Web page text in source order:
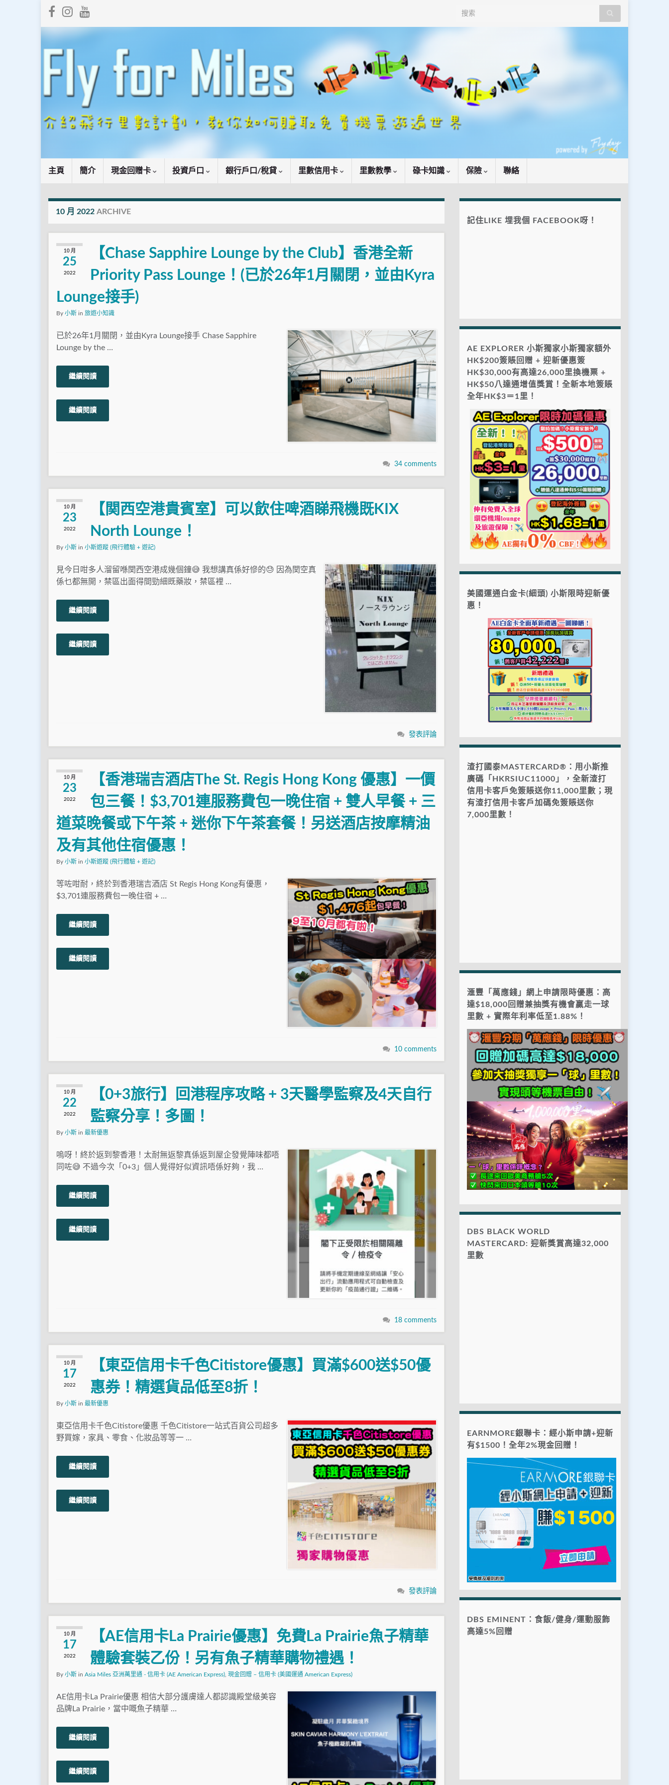
Search for:
主頁 簡介 現金回贈卡 投資戶口 銀行戶口/稅貸 里數信用卡 里數教學 碌卡知識 保險 聯絡
10 月 2022 ARCHIVE
10 月
25
2022
【Chase Sapphire Lounge by the Club】香港全新
Priority Pass Lounge！(已於26年1月關閉，並由Kyra
Lounge接手)
By 小斯 in 旅遊小知識
已於26年1月關閉，並由Kyra Lounge接手 Chase Sapphire
Lounge by the …
繼續閱讀
繼續閱讀
34 comments
10 月
23
2022
【関西空港貴賓室】可以飲住啤酒睇飛機既KIX
North Lounge！
By 小斯 in 小斯遊蹤 (飛行體驗 + 遊記)
見今日咁多人溜留喺関西空港成幾個鐘😅 我想講真係好慘的😓 因為関空真
係乜都無開，禁區出面得間勁細既藥妝，禁區裡 …
繼續閱讀
繼續閱讀
發表評論
10 月
23
2022
【香港瑞吉酒店The St. Regis Hong Kong 優惠】一價
包三餐！$3,701連服務費包一晚住宿 + 雙人早餐 + 三
道菜晚餐或下午茶 + 迷你下午茶套餐！另送酒店按摩精油
及有其他住宿優惠！
By 小斯 in 小斯遊蹤 (飛行體驗 + 遊記)
等咗咁耐，終於到香港瑞吉酒店 St Regis Hong Kong有優惠，
$3,701連服務費包一晚住宿 + …
繼續閱讀
繼續閱讀
10 comments
10 月
22
2022
【0+3旅行】回港程序攻略 + 3天醫學監察及4天自行
監察分享！多圖！
By 小斯 in 最新優惠
嗚呀！終於返到黎香港！太耐無返黎真係返到屋企發覺陣味都唔
同咗😅 不過今次「0+3」個人覺得好似資訊唔係好夠，我 …
繼續閱讀
繼續閱讀
18 comments
10 月
17
2022
【東亞信用卡千色Citistore優惠】買滿$600送$50優
惠券！精選貨品低至8折！
By 小斯 in 最新優惠
東亞信用卡千色Citistore優惠 千色Citistore一站式百貨公司超多
野買嫁，家具、零食、化妝品等等一 …
繼續閱讀
繼續閱讀
發表評論
10 月
17
2022
【AE信用卡La Prairie優惠】免費La Prairie魚子精華
體驗套裝乙份！另有魚子精華購物禮遇！
By 小斯 in Asia Miles 亞洲萬里通 - 信用卡 (AE American Express) 現金回贈 – 信用卡 (美國運通 American Express)
AE信用卡La Prairie優惠 相信大部分護膚達人都認識殿堂級美容
品牌La Prairie，當中嘅魚子精華 …
繼續閱讀
繼續閱讀
記住LIKE 埋我個 FACEBOOK呀！
AE EXPLORER 小斯獨家小斯獨家額外
HK$200簽賬回贈 + 迎新優惠簽
HK$30,000有高達26,000里換機票 +
HK$50八達通增值獎賞！全新本地簽賬
全年HK$3＝1里！
美國運通白金卡(細頭) 小斯限時迎新優
惠！
渣打國泰MASTERCARD®：用小斯推
廣碼「HKRSIUC11000」，全新渣打
信用卡客戶免簽賬送你11,000里數；現
有渣打信用卡客戶加碼免簽賬送你
7,000里數！
滙豐「萬應錢」網上申請限時優惠：高
達$18,000回贈兼抽獎有機會贏走一球
里數 + 實際年利率低至1.88%！
DBS BLACK WORLD
MASTERCARD: 迎新獎賞高達32,000
里數
EARNMORE銀聯卡：經小斯申請+迎新
有$1500！全年2%現金回贈！
DBS EMINENT：食飯/健身/運動服飾
高達5%回贈